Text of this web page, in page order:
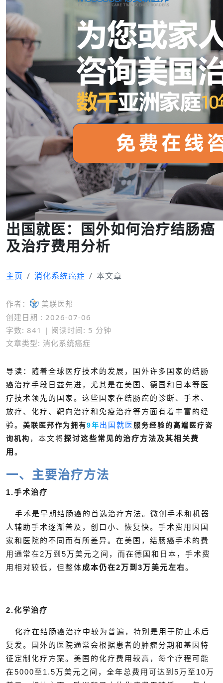
出国就医：国外如何治疗结肠癌
及治疗费用分析
主页 消化系统癌症 本文章
作者：
美联医邦
创建日期 : 2026-07-06
字数: 841 | 阅读时间: 5 分钟
文章类型: 消化系统癌症
导读：随着全球医疗技术的发展，国外许多国家的结肠
癌治疗手段日益先进，尤其是在美国、德国和日本等医
疗技术领先的国家。这些国家在结肠癌的诊断、手术、
放疗、化疗、靶向治疗和免疫治疗等方面有着丰富的经
验。 美联医邦作为拥有9年出国就医 服务经验的高端医疗咨
询机构 ， 本文将探讨这些常见的治疗方法及其相关费
用 。
一、主要治疗方法
1.手术治疗
手术是早期结肠癌的首选治疗方法。微创手术和机器
人辅助手术逐渐普及，创口小、恢复快。手术费用因国
家和医院的不同而有所差异。在美国，结肠癌手术的费
用通常在2万到5万美元之间，而在德国和日本，手术费
用相对较低，但整体成本仍在2万到3万美元左右。
2.化学治疗
化疗在结肠癌治疗中较为普遍，特别是用于防止术后
复发。国外的医院通常会根据患者的肿瘤分期和基因特
征定制化疗方案。美国的化疗费用较高，每个疗程可能
在5000至1.5万美元之间，全年总费用可达到5万至10万